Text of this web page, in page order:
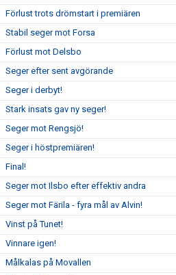
Förlust trots drömstart i premiären
Stabil seger mot Forsa
Förlust mot Delsbo
Seger efter sent avgörande
Seger i derbyt!
Stark insats gav ny seger!
Seger mot Rengsjö!
Seger i höstpremiären!
Final!
Seger mot Ilsbo efter effektiv andra
Seger mot Färila - fyra mål av Alvin!
Vinst på Tunet!
Vinnare igen!
Målkalas på Movallen